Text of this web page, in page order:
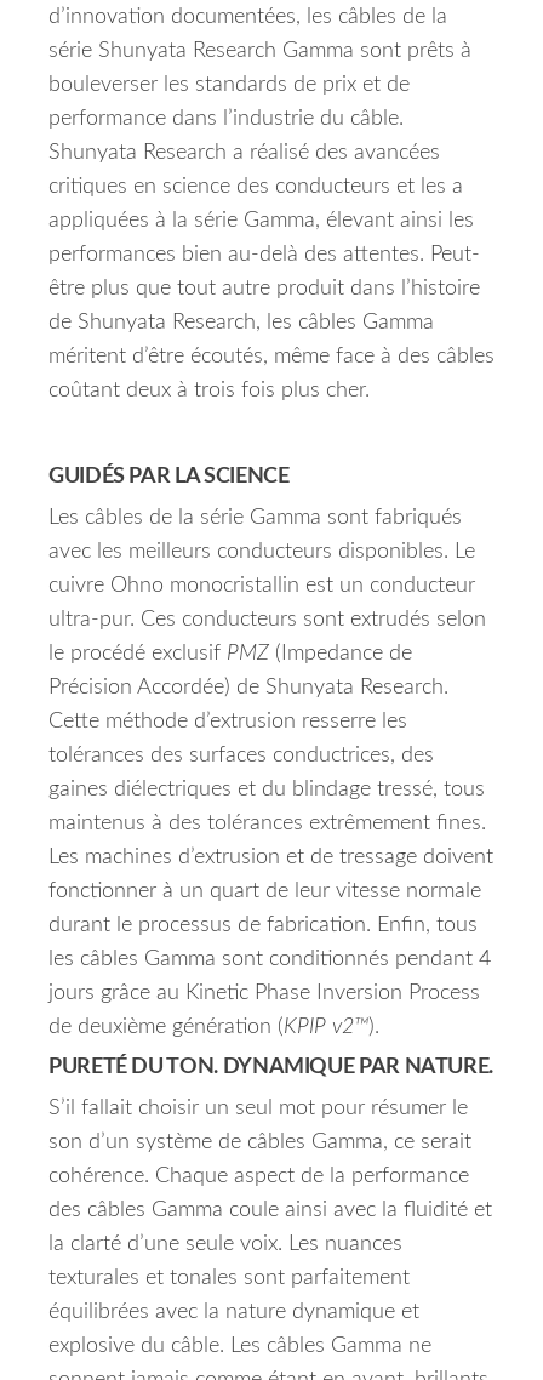
d’innovation documentées, les câbles de la
série Shunyata Research Gamma sont prêts à
bouleverser les standards de prix et de
performance dans l’industrie du câble.
Shunyata Research a réalisé des avancées
critiques en science des conducteurs et les a
appliquées à la série Gamma, élevant ainsi les
performances bien au-delà des attentes. Peut-
être plus que tout autre produit dans l’histoire
de Shunyata Research, les câbles Gamma
méritent d’être écoutés, même face à des câbles
coûtant deux à trois fois plus cher.
GUIDÉS PAR LA SCIENCE
Les câbles de la série Gamma sont fabriqués
avec les meilleurs conducteurs disponibles. Le
cuivre Ohno monocristallin est un conducteur
ultra-pur. Ces conducteurs sont extrudés selon
le procédé exclusif PMZ (Impedance de
Précision Accordée) de Shunyata Research.
Cette méthode d’extrusion resserre les
tolérances des surfaces conductrices, des
gaines diélectriques et du blindage tressé, tous
maintenus à des tolérances extrêmement fines.
Les machines d’extrusion et de tressage doivent
fonctionner à un quart de leur vitesse normale
durant le processus de fabrication. Enfin, tous
les câbles Gamma sont conditionnés pendant 4
jours grâce au Kinetic Phase Inversion Process
de deuxième génération (KPIP v2™).
PURETÉ DU TON. DYNAMIQUE PAR NATURE.
S’il fallait choisir un seul mot pour résumer le
son d’un système de câbles Gamma, ce serait
cohérence. Chaque aspect de la performance
des câbles Gamma coule ainsi avec la fluidité et
la clarté d’une seule voix. Les nuances
texturales et tonales sont parfaitement
équilibrées avec la nature dynamique et
explosive du câble. Les câbles Gamma ne